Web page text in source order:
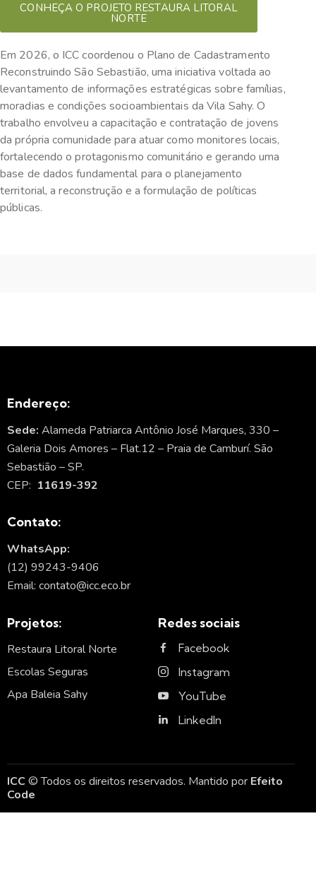
CONHEÇA O PROJETO RESTAURA LITORAL
NORTE
Em 2026, o ICC coordenou o Plano de Cadastramento
Reconstruindo São Sebastião, uma iniciativa voltada ao
levantamento de informações estratégicas sobre famílias,
moradias e condições socioambientais da Vila Sahy. O
trabalho envolveu a capacitação e contratação de jovens
da própria comunidade para atuar como monitores locais,
fortalecendo o protagonismo comunitário e gerando uma
base de dados fundamental para o planejamento
territorial, a reconstrução e a formulação de políticas
públicas.
Endereço:
Sede: Alameda Patriarca Antônio José Marques, 330 –
Galeria Dois Amores – Flat.12 – Praia de Camburí. São
Sebastião – SP.
CEP: 11619-392
Contato:
WhatsApp:
(12) 99243-9406
Email: contato@icc.eco.br
Projetos:
Restaura Litoral Norte
Escolas Seguras
Apa Baleia Sahy
Redes sociais
Facebook
Instagram
YouTube
LinkedIn
ICC© Todos os direitos reservados. Mantido por Efeito
Code